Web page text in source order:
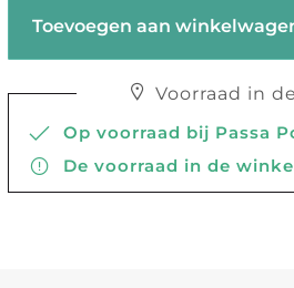
Toevoegen aan
Voorraad in
Op voorraad bij Passa
De voorraad in de